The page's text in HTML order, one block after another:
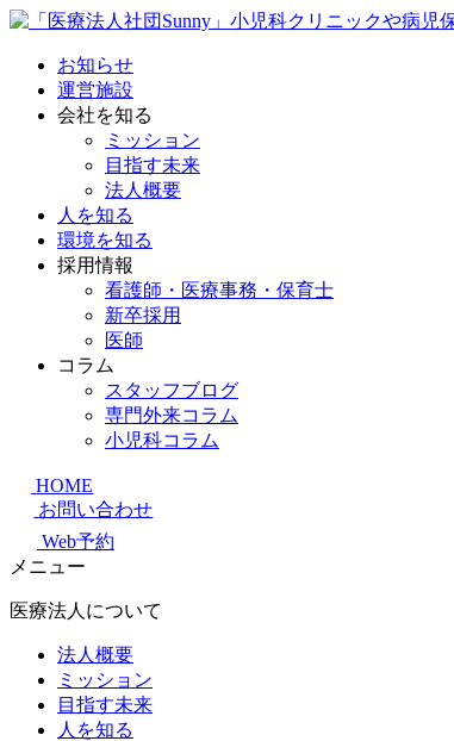
お知らせ
運営施設
会社を知る
ミッション
目指す未来
法人概要
人を知る
環境を知る
採用情報
看護師・医療事務・保育士
新卒採用
医師
コラム
スタッフブログ
専門外来コラム
小児科コラム
HOME
お問い合わせ
Web予約
メニュー
医療法人について
法人概要
ミッション
目指す未来
人を知る